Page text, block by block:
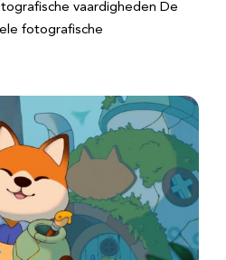
vaardigheden De
fotografische